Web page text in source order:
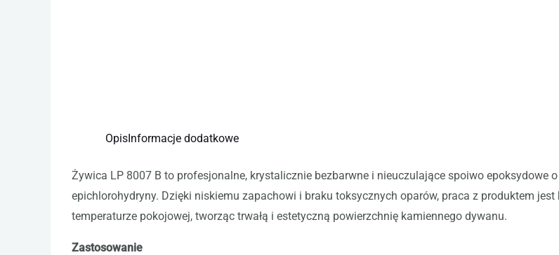
OpisInformacje dodatkowe
Żywica LP 8007 B to profesjonalne, krystalicznie bezbarwne i nieuczulające spoiwo epoksydowe
epichlorohydryny. Dzięki niskiemu zapachowi i braku toksycznych oparów, praca z produktem
temperaturze pokojowej, tworząc trwałą i estetyczną powierzchnię kamiennego dywanu.
Zastosowanie